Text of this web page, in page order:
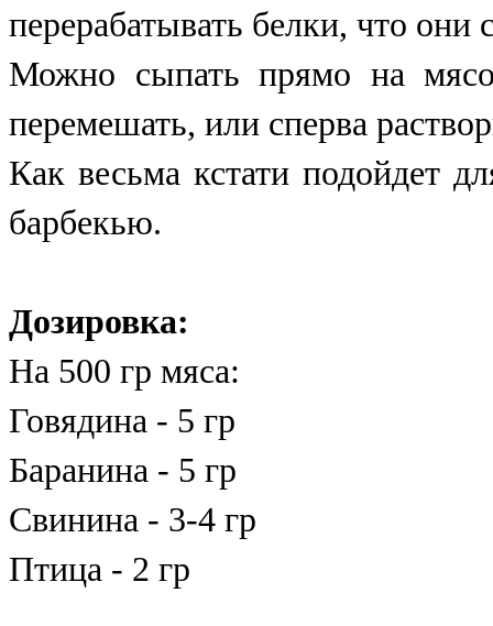
перерабатывать белки, что они
Можно сыпать прямо на
перемешать, или сперва
Как весьма кстати подойдет
барбекью.
Дозировка:
На 500 гр мяса:
Говядина - 5 гр
Баранина - 5 гр
Свинина - 3-4 гр
Птица - 2 гр